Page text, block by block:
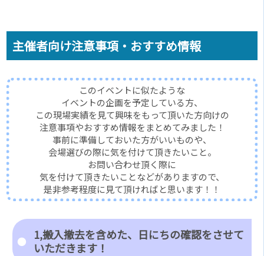
主催者向け注意事項・おすすめ情報
このイベントに似たような
イベントの企画を予定している方、
この現場実績を見て興味をもって頂いた方向けの
注意事項やおすすめ情報をまとめてみました！
事前に準備しておいた方がいいものや、
会場選びの際に気を付けて頂きたいこと。
お問い合わせ頂く際に
気を付けて頂きたいことなどがありますので、
是非参考程度に見て頂ければと思います！！
1,搬入撤去を含めた、日にちの確認をさせて
いただきます！